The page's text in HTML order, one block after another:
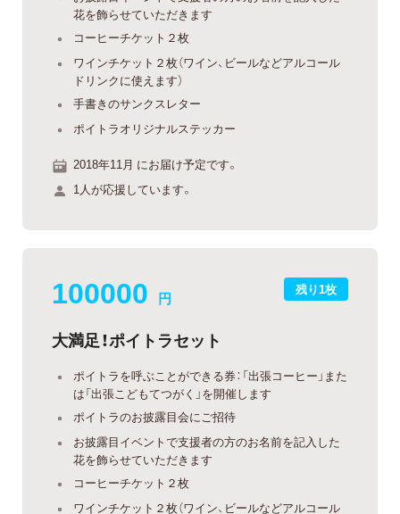
花を飾らせていただきます
コーヒーチケット２枚
ワインチケット２枚（ワイン、ビールなどアルコール
ドリンクに使えます）
手書きのサンクスレター
ポイトラオリジナルステッカー
2018年11月 にお届け予定です。
1人が応援しています。
残り1枚
100000 円
大満足！ポイトラセット
ポイトラを呼ぶことができる券：「出張コーヒー」また
は「出張こどもてつがく」を開催します
ポイトラのお披露目会にご招待
お披露目イベントで支援者の方のお名前を記入した
花を飾らせていただきます
コーヒーチケット２枚
ワインチケット２枚（ワイン、ビールなどアルコール